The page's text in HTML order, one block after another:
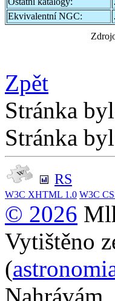
Ekvivalentní NGC:
Zpět
Stránka
Stránka
RS
W3C XHTML 1.0 W3C
© 2026
Vytištěno
(
Nahrávám...